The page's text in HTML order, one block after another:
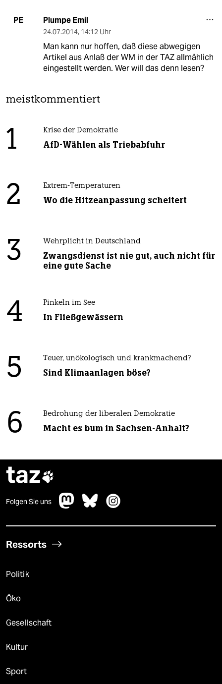
PE Plumpe Emil
24.07.2014, 14:12 Uhr
Man kann nur hoffen, daß diese abwegigen
Artikel aus Anlaß der WM in der TAZ allmählich
eingestellt werden. Wer will das denn lesen?
meistkommentiert
1 Krise der Demokratie
AfD-Wählen als Triebabfuhr
2 Extrem-Temperaturen
Wo die Hitzeanpassung scheitert
3 Wehrplicht in Deutschland
Zwangsdienst ist nie gut, auch nicht für
eine gute Sache
4 Pinkeln im See
In Fließgewässern
5 Teuer, unökologisch und krankmachend?
Sind Klimaanlagen böse?
6 Bedrohung der liberalen Demokratie
Macht es bum in Sachsen-Anhalt?
taz
Folgen Sie uns
Ressorts
Politik
Öko
Gesellschaft
Kultur
Sport